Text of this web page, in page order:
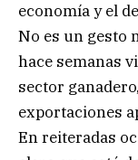
economía y el
No es un gesto
hace semanas
sector
exportaciones
En reiteradas